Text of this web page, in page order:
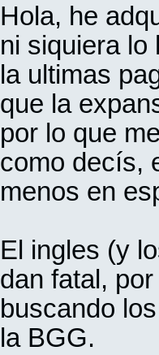
Hola, he
ni siquiera lo
la ultimas
que la
por lo que
como decís,
menos en
El ingles (y
dan fatal,
buscando
la BGG.